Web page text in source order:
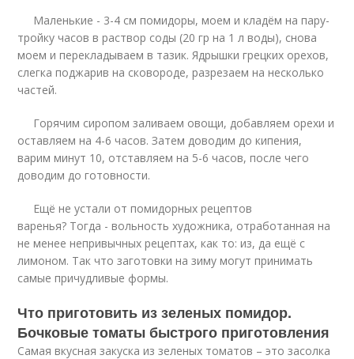
Маленькие - 3-4 см помидоры, моем и кладём на пару-
тройку часов в раствор соды (20 гр на 1 л воды), снова
моем и перекладываем в тазик. Ядрышки грецких орехов,
слегка поджарив на сковороде, разрезаем на несколько
частей.
Горячим сиропом заливаем овощи, добавляем орехи и
оставляем на 4-6 часов. Затем доводим до кипения,
варим минут 10, отставляем на 5-6 часов, после чего
доводим до готовности.
Ещё не устали от помидорных рецептов
варенья? Тогда - вольность художника, отработанная на
не менее непривычных рецептах, как то: из, да ещё с
лимоном. Так что заготовки на зиму могут принимать
самые причудливые формы.
Что приготовить из зеленых помидор.
Бочковые томаты быстрого приготовления
Самая вкусная закуска из зеленых томатов – это засолка